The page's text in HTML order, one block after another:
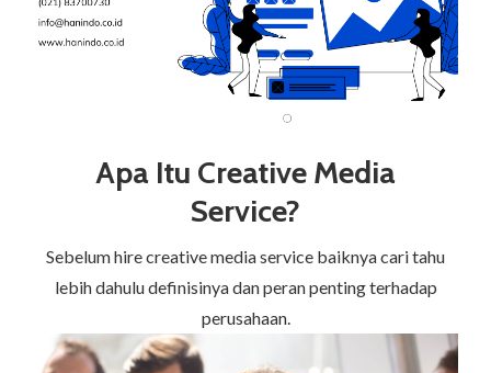
Apa Itu Creative Media
Service?
Sebelum hire creative media service baiknya cari tahu
lebih dahulu definisinya dan peran penting terhadap
perusahaan.